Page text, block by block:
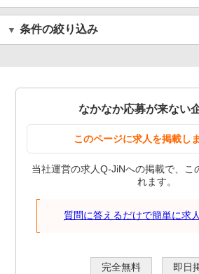
条件の絞り込み
なかなか応募が来ない
このページに求人を掲載し
当社運営の求人Q-JiNへの掲載で、こ
れます。
質問に答えるだけで簡単に求
完全無料 即日